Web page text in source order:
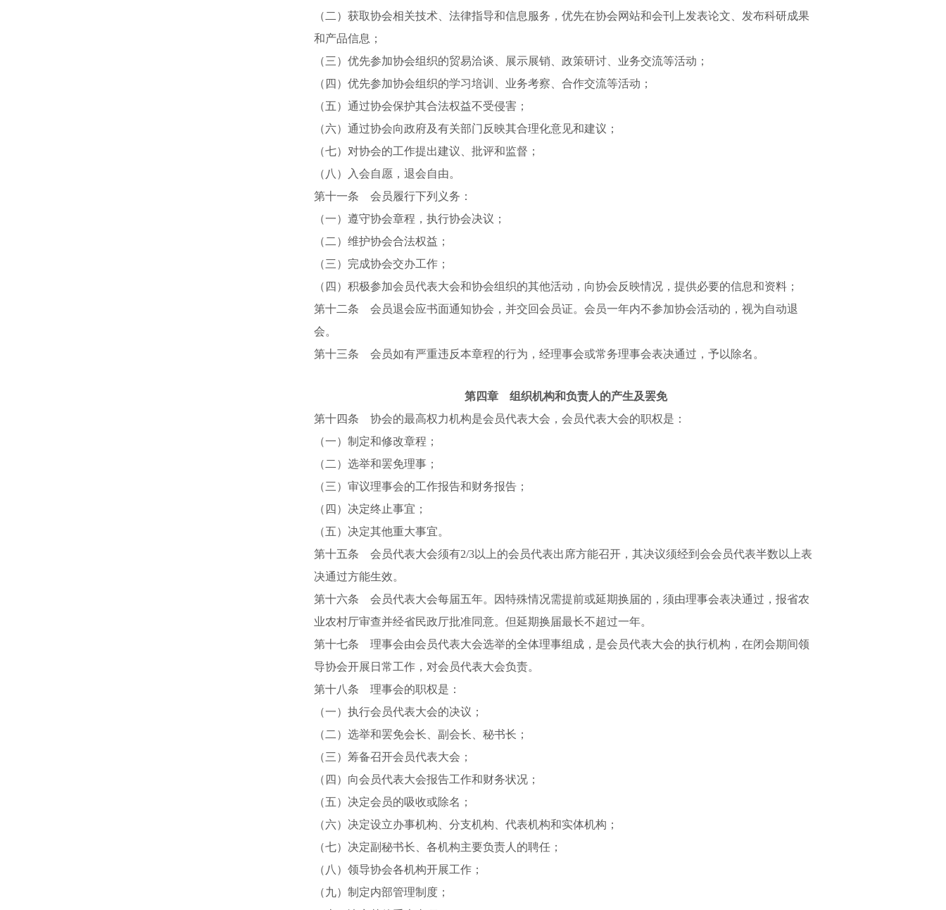
（二）获取协会相关技术、法律指导和信息服务，优先在协会网站和会刊上发表论文、发布科研成果
和产品信息；
（三）优先参加协会组织的贸易洽谈、展示展销、政策研讨、业务交流等活动；
（四）优先参加协会组织的学习培训、业务考察、合作交流等活动；
（五）通过协会保护其合法权益不受侵害；
（六）通过协会向政府及有关部门反映其合理化意见和建议；
（七）对协会的工作提出建议、批评和监督；
（八）入会自愿，退会自由。
第十一条 会员履行下列义务：
（一）遵守协会章程，执行协会决议；
（二）维护协会合法权益；
（三）完成协会交办工作；
（四）积极参加会员代表大会和协会组织的其他活动，向协会反映情况，提供必要的信息和资料；
第十二条 会员退会应书面通知协会，并交回会员证。会员一年内不参加协会活动的，视为自动退
会。
第十三条 会员如有严重违反本章程的行为，经理事会或常务理事会表决通过，予以除名。
第四章 组织机构和负责人的产生及罢免
第十四条 协会的最高权力机构是会员代表大会，会员代表大会的职权是：
（一）制定和修改章程；
（二）选举和罢免理事；
（三）审议理事会的工作报告和财务报告；
（四）决定终止事宜；
（五）决定其他重大事宜。
第十五条 会员代表大会须有2/3以上的会员代表出席方能召开，其决议须经到会会员代表半数以上表
决通过方能生效。
第十六条 会员代表大会每届五年。因特殊情况需提前或延期换届的，须由理事会表决通过，报省农
业农村厅审查并经省民政厅批准同意。但延期换届最长不超过一年。
第十七条 理事会由会员代表大会选举的全体理事组成，是会员代表大会的执行机构，在闭会期间领
导协会开展日常工作，对会员代表大会负责。
第十八条 理事会的职权是：
（一）执行会员代表大会的决议；
（二）选举和罢免会长、副会长、秘书长；
（三）筹备召开会员代表大会；
（四）向会员代表大会报告工作和财务状况；
（五）决定会员的吸收或除名；
（六）决定设立办事机构、分支机构、代表机构和实体机构；
（七）决定副秘书长、各机构主要负责人的聘任；
（八）领导协会各机构开展工作；
（九）制定内部管理制度；